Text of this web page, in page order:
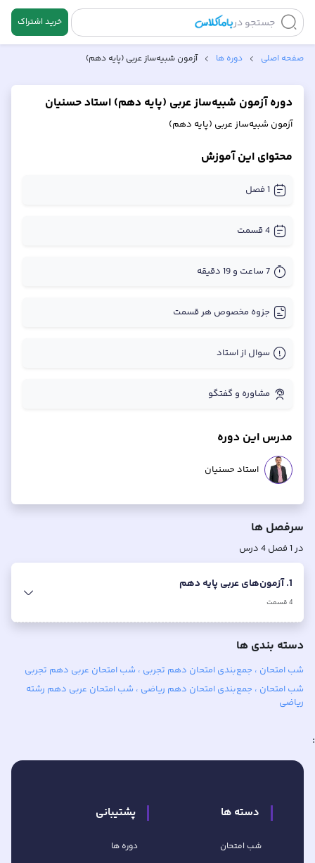
جستجو در خرید اشتراک
صفحه اصلی دوره ها آزمون شبیه‌ساز عربی (پایه دهم)
دوره آزمون شبیه‌ساز عربی (پایه دهم) استاد حسنیان
آزمون شبیه‌ساز عربی (پایه دهم)
محتوای این آموزش
1 فصل
4 قسمت
7 ساعت و 19 دقیقه
جزوه مخصوص هر قسمت
سوال از استاد
مشاوره و گفتگو
مدرس این دوره
استاد حسنیان
سرفصل ها
در 1 فصل 4 درس
1. آزمون‌های عربی پایه دهم
4قسمت
دسته بندی ها
شب امتحان ، جمع‌بندی امتحان دهم تجربی ، شب امتحان عربی دهم تجربی
شب امتحان ، جمع‌بندی امتحان دهم ریاضی ، شب امتحان عربی دهم رشته
ریاضی
:
دسته ها
شب امتحان
پشتیبانی
دوره ها